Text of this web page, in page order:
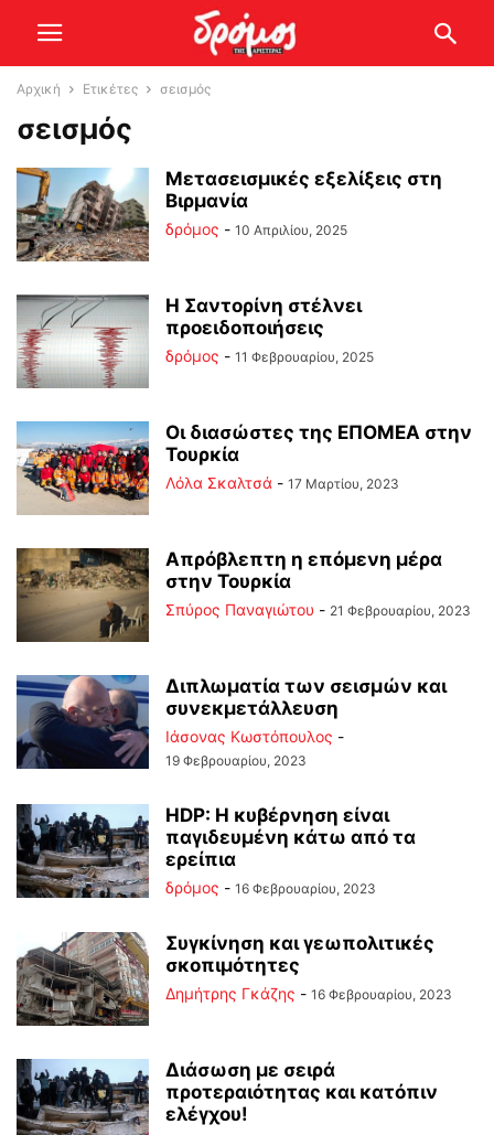
Αρχική Ετικέτες σεισμός
σεισμός
Μετασεισμικές εξελίξεις στη
Βιρμανία
δρόμος - 10 Απριλίου, 2025
Η Σαντορίνη στέλνει
προειδοποιήσεις
δρόμος - 11 Φεβρουαρίου, 2025
Οι διασώστες της ΕΠΟΜΕΑ στην
Τουρκία
Λόλα Σκαλτσά - 17 Μαρτίου, 2023
Απρόβλεπτη η επόμενη μέρα
στην Τουρκία
Σπύρος Παναγιώτου - 21 Φεβρουαρίου, 2023
Διπλωματία των σεισμών και
συνεκμετάλλευση
Ιάσονας Κωστόπουλος -
19 Φεβρουαρίου, 2023
HDP: Η κυβέρνηση είναι
παγιδευμένη κάτω από τα
ερείπια
δρόμος - 16 Φεβρουαρίου, 2023
Συγκίνηση και γεωπολιτικές
σκοπιμότητες
Δημήτρης Γκάζης - 16 Φεβρουαρίου, 2023
Διάσωση με σειρά
προτεραιότητας και κατόπιν
ελέγχου!